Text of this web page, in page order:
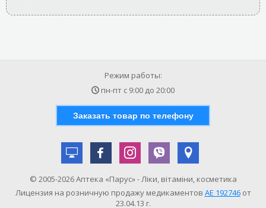
Режим работы:
пн-пт с 9:00 до 20:00
Заказать товар по телефону
© 2005-2026 Аптека «Парус» - Ліки, вітаміни, косметика
Лицензия на розничную продажу медикаментов АE 192746от
23.04.13 г.